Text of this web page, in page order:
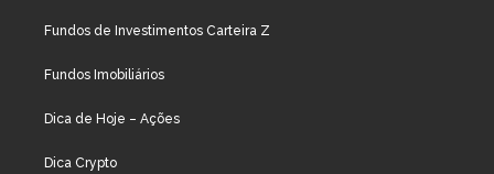
Fundos de Investimentos Carteira Z
Fundos Imobiliários
Dica de Hoje – Ações
Dica Crypto